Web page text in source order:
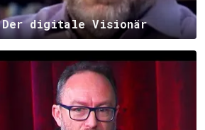
Der digitale Visionär